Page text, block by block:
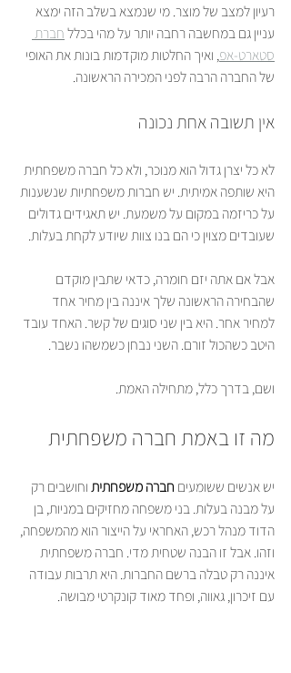
רעיון למצב של מוצר. מי שנמצא בשלב הזה ימצא
עניין גם במחשבה רחבה יותר על מהי בכלל חברת
סטארט-אפ, ואיך החלטות מוקדמות בונות את האופי
של החברה הרבה לפני המכירה הראשונה.
אין תשובה אחת נכונה
לא כל יצרן גדול הוא מנוכר, ולא כל חברה משפחתית
היא שותפה אמיתית. יש חברות משפחתיות שנשענות
על כריזמה במקום על משמעת. יש תאגידים גדולים
שעובדים מצוין כי הם בנו צוות שיודע לקחת בעלות.
אבל אם אתה יזם חומרה, כדאי שתבין מוקדם
שהבחירה הראשונה שלך איננה בין מחיר אחד
למחיר אחר. היא בין שני סוגים של קשר. האחד עובד
היטב כשהכול זורם. השני נבחן כשמשהו נשבר.
ושם, בדרך כלל, מתחילה האמת.
מה זו באמת חברה משפחתית
יש אנשים ששומעים חברה משפחתית וחושבים רק
על מבנה בעלות. בני משפחה מחזיקים במניות, בן
הדוד מנהל רכש, האחראי על הייצור הוא מהמשפחה,
וזהו. אבל זו הבנה שטחית מדי. חברה משפחתית
איננה רק טבלה ברשם החברות. היא תרבות עבודה
עם זיכרון, גאווה, ופחד מאוד קונקרטי מבושה.